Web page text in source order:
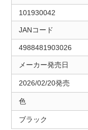
101930042
JANコード
4988481903026
メーカー発売日
2026/02/20発売
色
ブラック